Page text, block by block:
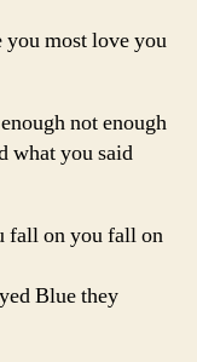
you most love you
not enough
what you said
fall on you fall on
Blue they